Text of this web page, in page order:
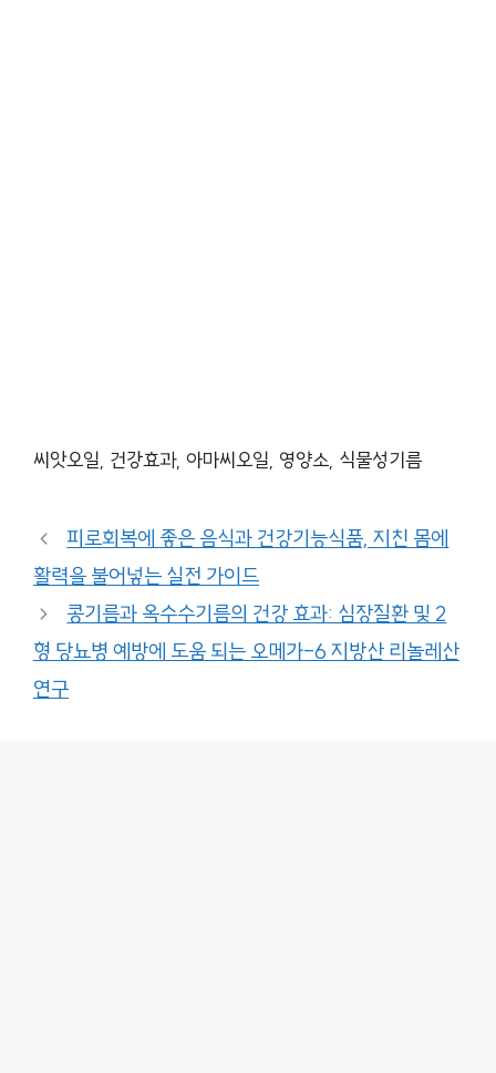
씨앗오일, 건강효과, 아마씨오일, 영양소, 식물성기름
피로회복에 좋은 음식과 건강기능식품, 지친 몸에
활력을 불어넣는 실전 가이드
콩기름과 옥수수기름의 건강 효과: 심장질환 및 2
형 당뇨병 예방에 도움 되는 오메가-6 지방산 리놀레산
연구